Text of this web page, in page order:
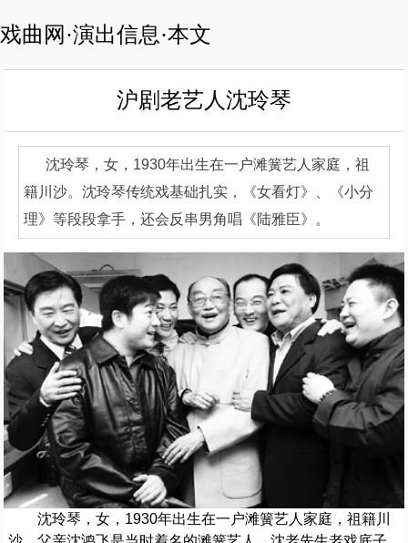
戏曲网·演出信息·本文
沪剧老艺人沈玲琴
沈玲琴，女，1930年出生在一户滩簧艺人家庭，祖
籍川沙。沈玲琴传统戏基础扎实，《女看灯》、《小分
理》等段段拿手，还会反串男角唱《陆雅臣》。
沈玲琴，女，1930年出生在一户滩簧艺人家庭，祖籍川